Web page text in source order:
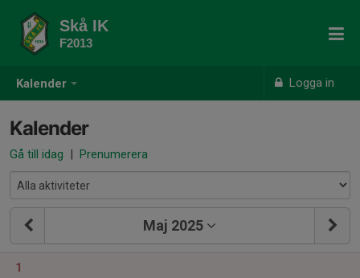
Kalender Logga in
Skå IK
F2013
Kalender
Gå till idag | Prenumerera
Maj 2025
1